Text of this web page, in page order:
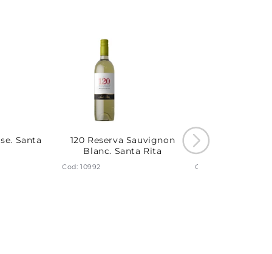
Santa
120 Reserva Sauvignon
Blanc. Santa Rita
Cod: 10992
Medalla Real
Carmenere.
Cod: 10985